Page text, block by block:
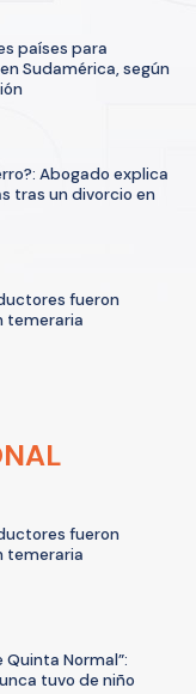
países para
Sudamérica, según
Abogado explica
tras un divorcio en
fueron
temeraria
fueron
temeraria
Normal”:
tuvo de niño